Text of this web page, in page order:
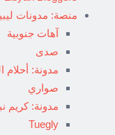
منصة: مدونات
آهات جنوبية
صدى
مدونة: أحلام
صواري
مدونة: كريم
Tuegly